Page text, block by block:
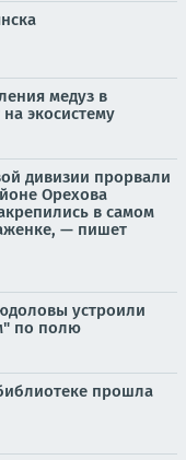
медуз в
экосистему
дивизии прорвали
Орехова
в самом
— пишет
устроили
по полю
прошла